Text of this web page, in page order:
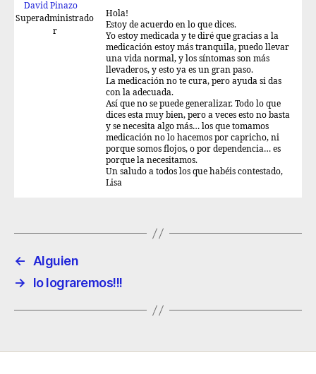
David Pinazo
Superadministrado
r
Hola!
Estoy de acuerdo en lo que dices.
Yo estoy medicada y te diré que gracias a la
medicación estoy más tranquila, puedo llevar
una vida normal, y los síntomas son más
llevaderos, y esto ya es un gran paso.
La medicación no te cura, pero ayuda si das
con la adecuada.
Así que no se puede generalizar. Todo lo que
dices esta muy bien, pero a veces esto no basta
y se necesita algo más… los que tomamos
medicación no lo hacemos por capricho, ni
porque somos flojos, o por dependencia… es
porque la necesitamos.
Un saludo a todos los que habéis contestado,
Lisa
←
Alguien
→
lo lograremos!!!